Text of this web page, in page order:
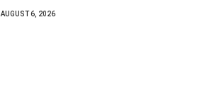
AUGUST 6, 2026